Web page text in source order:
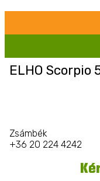
ELHO Scorpio
Zsámbék
+36 20 224 4242